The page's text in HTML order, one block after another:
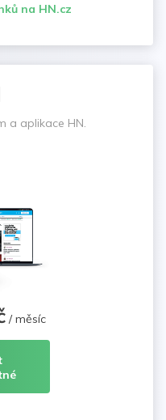
na HN.cz
a aplikace HN.
/ měsíc